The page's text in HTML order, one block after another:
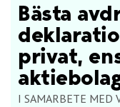
Bästa
privat,
I SAMARBETE MED